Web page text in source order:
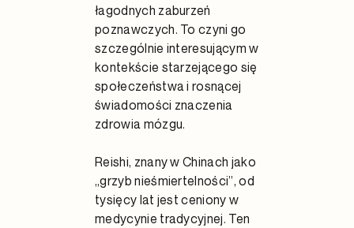
łagodnych zaburzeń
poznawczych. To czyni go
szczególnie interesującym w
kontekście starzejącego się
społeczeństwa i rosnącej
świadomości znaczenia
zdrowia mózgu.
Reishi, znany w Chinach jako
„grzyb nieśmiertelności”, od
tysięcy lat jest ceniony w
medycynie tradycyjnej. Ten